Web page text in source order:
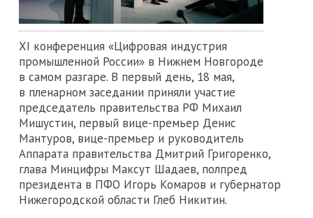
XI конференция «Цифровая индустрия
промышленной России» в Нижнем Новгороде
в самом разгаре. В первый день, 18 мая,
в пленарном заседании приняли участие
председатель правительства РФ Михаил
Мишустин, первый вице-премьер Денис
Мантуров, вице-премьер и руководитель
Аппарата правительства Дмитрий Григоренко,
глава Минцифры Максут Шадаев, полпред
президента в ПФО Игорь Комаров и губернатор
Нижегородской области Глеб Никитин.